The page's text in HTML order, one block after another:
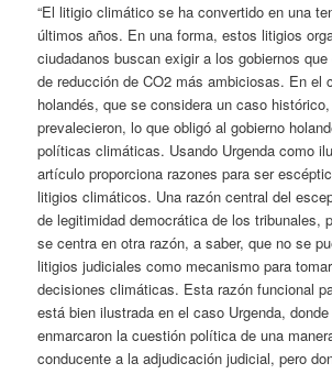
“El litigio climático se ha convertido en una
últimos años. En una forma, estos litigios
ciudadanos buscan exigir a los gobiernos
de reducción de CO2 más ambiciosas. En el
holandés, que se considera un caso
prevalecieron, lo que obligó al gobierno
políticas climáticas. Usando Urgenda como
artículo proporciona razones para ser
litigios climáticos. Una razón central del
de legitimidad democrática de los tribunales,
se centra en otra razón, a saber, que no se
litigios judiciales como mecanismo para
decisiones climáticas. Esta razón funcional
está bien ilustrada en el caso Urgenda,
enmarcaron la cuestión política de una
conducente a la adjudicación judicial, pero